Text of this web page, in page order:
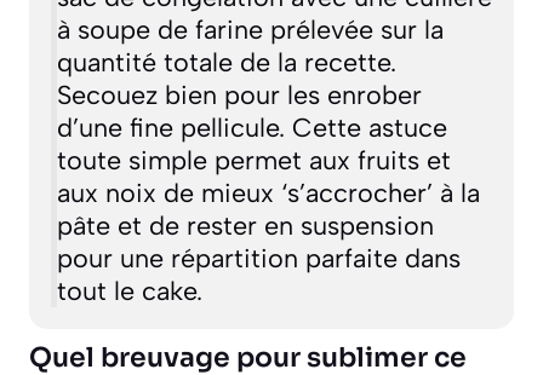
à soupe de farine prélevée sur la
quantité totale de la recette.
Secouez bien pour les enrober
d’une fine pellicule. Cette astuce
toute simple permet aux fruits et
aux noix de mieux ‘s’accrocher’ à la
pâte et de rester en suspension
pour une répartition parfaite dans
tout le cake.
Quel breuvage pour sublimer ce